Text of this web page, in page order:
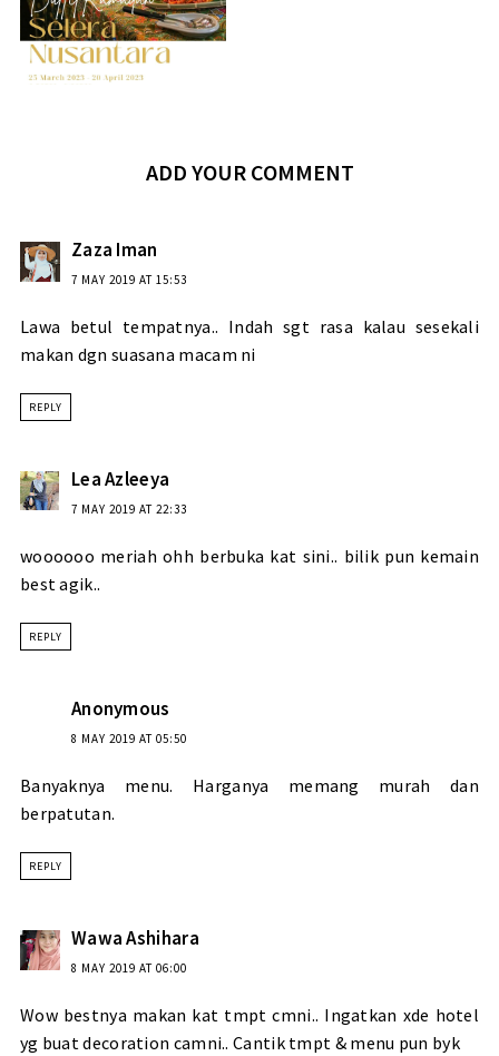
ADD YOUR COMMENT
Zaza Iman
7 MAY 2019 AT 15:53
Lawa betul tempatnya.. Indah sgt rasa kalau sesekali
makan dgn suasana macam ni
REPLY
Lea Azleeya
7 MAY 2019 AT 22:33
woooooo meriah ohh berbuka kat sini.. bilik pun kemain
best agik..
REPLY
Anonymous
8 MAY 2019 AT 05:50
Banyaknya menu. Harganya memang murah dan
berpatutan.
REPLY
Wawa Ashihara
8 MAY 2019 AT 06:00
Wow bestnya makan kat tmpt cmni.. Ingatkan xde hotel
yg buat decoration camni.. Cantik tmpt & menu pun byk